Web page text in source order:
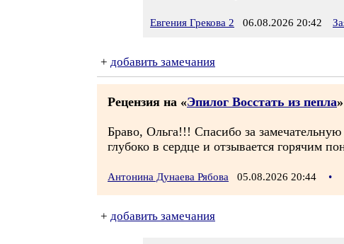
Евгения Грекова 2 06.08.2026 20:42
+ добавить замечания
Рецензия на «Эпилог Восстать из пепла
Браво, Ольга!!! Спасибо за
глубоко в сердце и отзывается горячим
Антонина Дунаева Рябова 05.08.2026 20:44 •
+ добавить замечания